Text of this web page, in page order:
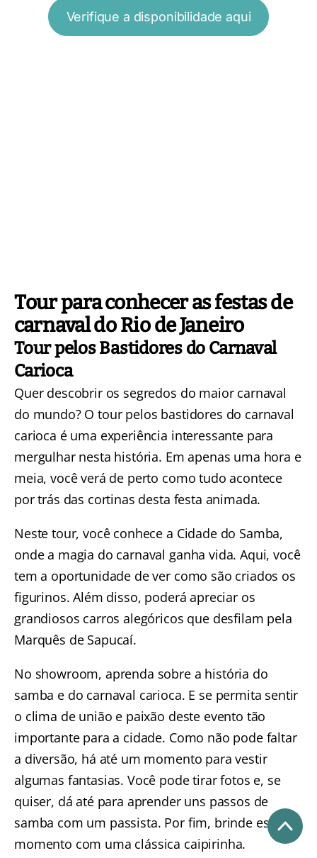
Verifique a disponibilidade aqui
Tour para conhecer as festas de
carnaval do Rio de Janeiro
Tour pelos Bastidores do Carnaval
Carioca
Quer descobrir os segredos do maior carnaval
do mundo? Otour pelos bastidores do carnaval
carioca é uma experiência interessante para
mergulhar nesta história. Em apenas uma hora e
meia, você verá de perto como tudo acontece
por trás das cortinas desta festa animada.
Neste tour, você conhece a Cidade do Samba,
onde a magia do carnaval ganha vida. Aqui, você
tem a oportunidade de ver como são criados os
figurinos. Além disso, poderá apreciar os
grandiosos carros alegóricos que desfilam pela
Marquês de Sapucaí.
No showroom, aprenda sobre a história do
samba e do carnaval carioca. E se permita sentir
o clima de união e paixão deste evento tão
importante para a cidade. Como não pode faltar
a diversão, há até um momento para vestir
algumas fantasias. Você pode tirar fotos e, se
quiser, dá até para aprender uns passos de
samba com um passista. Por fim, brinde este
momento com uma clássica caipirinha.